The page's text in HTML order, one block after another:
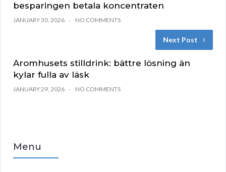
besparingen betala koncentraten
JANUARY 30, 2026 NO COMMENTS
Next Post
Aromhusets stilldrink: bättre lösning än
kylar fulla av läsk
JANUARY 29, 2026 NO COMMENTS
Menu